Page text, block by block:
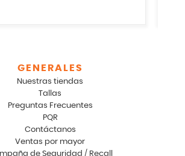
GENERALES
Nuestras tiendas
Tallas
Preguntas Frecuentes
PQR
Contáctanos
Ventas por mayor
de Seguridad / Recall